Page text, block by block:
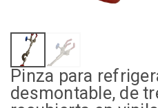
Pinza para
desmontable, de